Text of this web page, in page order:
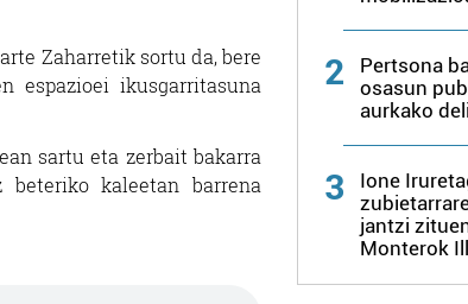
Zaharretik sortu da, bere
espazioei ikusgarritasuna
sartu eta zerbait bakarra
beteriko kaleetan barrena
2
Pertsona
osasun
aurkako
3
Ione
jantzi
Monterok